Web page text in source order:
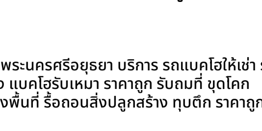
ะนครศรีอยุธยา บริการ รถแบคโฮให้เช่า
แบคโฮรับเหมา ราคาถูก รับถมที่ ขุดโคก
พื้นที่ รื้อถอนสิ่งปลูกสร้าง ทุบตึก ราคาถู